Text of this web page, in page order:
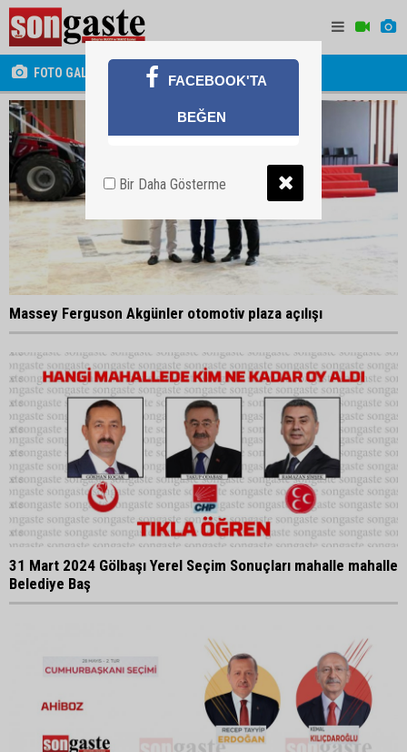
FOTO GALERİ
Massey Ferguson Akgünler otomotiv plaza açılışı
31 Mart 2024 Gölbaşı Yerel Seçim Sonuçları mahalle mahalle
Belediye Baş
FACEBOOK'TA
BEĞEN
Bir Daha Gösterme